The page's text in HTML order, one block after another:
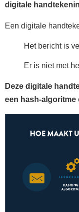
digitale
Een digitale
Het bericht is
Er is niet met
Deze digitale
een hash-